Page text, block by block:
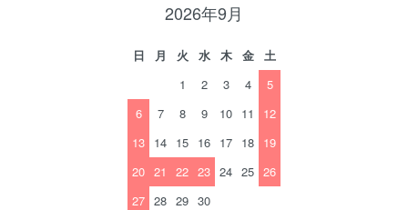
2026年9月
日 月 火 水 木 金
土
1
2 3 4
5
6
7 8 9 10 11
12
13 14 15 16 17 18 19
20 21 22 23 24 25 26
27 28 29 30